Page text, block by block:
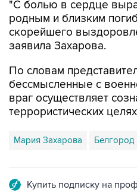
скорейшего
заявила Захарова.
По словам
враг осуществляет
террористических
Мария Захарова Белгород
Подписаться на